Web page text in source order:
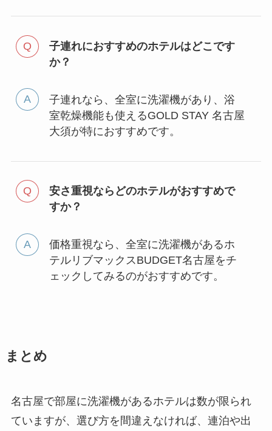
子連れにおすすめのホテルはどこです
か？
子連れなら、全室に洗濯機があり、浴
室乾燥機能も使えるGOLD STAY 名古屋
大須が特におすすめです。
安さ重視ならどのホテルがおすすめで
すか？
価格重視なら、全室に洗濯機があるホ
テルリブマックスBUDGET名古屋をチ
ェックしてみるのがおすすめです。
まとめ
名古屋で部屋に洗濯機があるホテルは数が限られ
ていますが、選び方を間違えなければ、連泊や出